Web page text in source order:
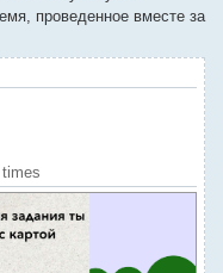
проведенное вместе за